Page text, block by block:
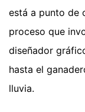
está a punto de
proceso que
diseñador
hasta el
lluvia.